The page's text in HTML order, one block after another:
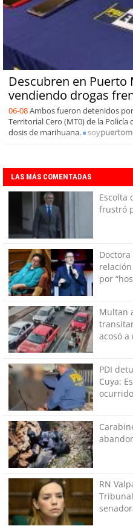
Descubren en
vendiendo drogas
06-08Ambos fueron detenidos
Territorial Cero (MT0) de la
dosis de marihuana.
soy
LAS MÁS COMENTADAS
Escolta
frustró
por
Multan
acosó
PDI
Cuya:
RN